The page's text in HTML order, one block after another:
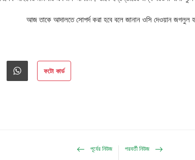
আজ তাকে আদালতে সোপর্দ করা হবে বলে জানান ওসি দেওয়ান জগলুল
ফটো কার্ড
পূর্বের নিউজ পরবর্তী নিউজ